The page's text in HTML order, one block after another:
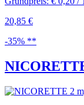
20,85 €
-35% **